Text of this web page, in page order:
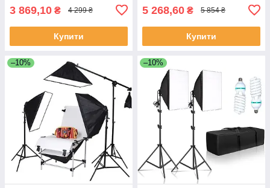
3 869,10 ₴ 4 299 ₴
Купити
5 268,60 ₴ 5 854 ₴
Купити
–10% –10%